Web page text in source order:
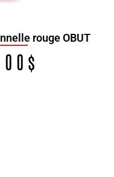
rouge OBUT
$